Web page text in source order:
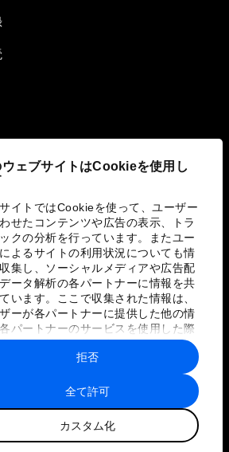
ウェブサイトはCookieを使用し
イトではCookieを使って、ユーザー
せたコンテンツや広告の表示、トラ
クの分析を行っています。またユー
よるサイトの利用状況についても情
集し、ソーシャルメディアや広告配
ータ解析の各パートナーに情報を共
います。ここで収集された情報は、
ーが各パートナーに提供した他の情
パートナーのサービスを使用した際
された情報と組み合わされ、各パー
によって使用されることがありま
全て許可
カスタム化
拒否
取り組み
シーポリシーと利用規約
サイトマップ
世界経済フォーラム